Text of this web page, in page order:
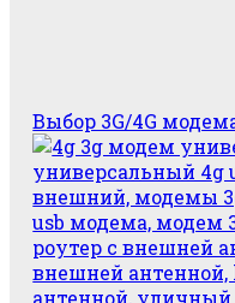
Выбор 3G/4G